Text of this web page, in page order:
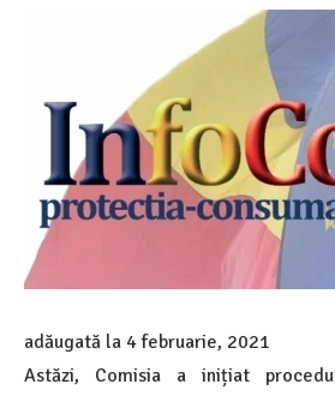
adăugată la 4 februarie, 2021
Astăzi, Comisia a inițiat